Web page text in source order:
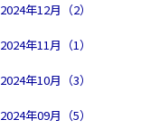
2024年12月（2）
2024年11月（1）
2024年10月（3）
2024年09月（5）